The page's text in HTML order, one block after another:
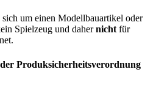
um einen Modellbauartikel oder
Spielzeug und dahernicht für
Produksicherheitsverordnung